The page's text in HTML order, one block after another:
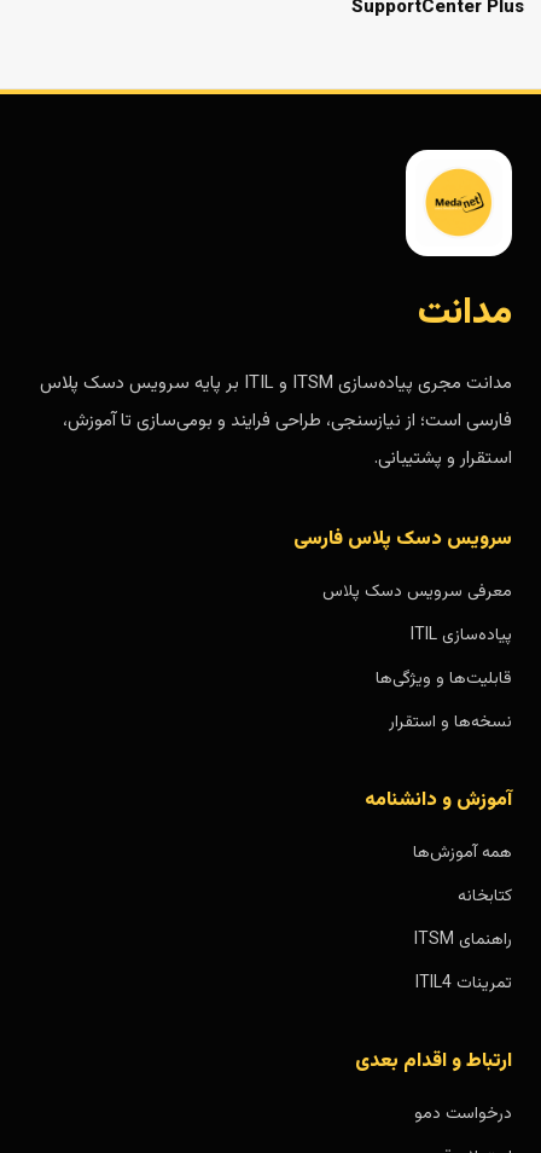
SupportCenter Plus
مدانت
مدانت مجری پیاده‌سازی ITSM و ITIL بر پایه سرویس دسک پلاس
فارسی است؛ از نیازسنجی، طراحی فرایند و بومی‌سازی تا آموزش،
استقرار و پشتیبانی.
سرویس دسک پلاس فارسی
معرفی سرویس دسک پلاس
پیاده‌سازی ITIL
قابلیت‌ها و ویژگی‌ها
نسخه‌ها و استقرار
آموزش و دانشنامه
همه آموزش‌ها
کتابخانه
راهنمای ITSM
تمرینات ITIL4
ارتباط و اقدام بعدی
درخواست دمو